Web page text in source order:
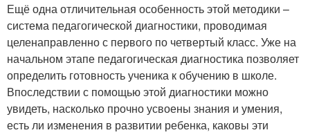
Ещё одна отличительная особенность этой методики –
система педагогической диагностики, проводимая
целенаправленно с первого по четвертый класс. Уже на
начальном этапе педагогическая диагностика позволяет
определить готовность ученика к обучению в школе.
Впоследствии с помощью этой диагностики можно
увидеть, насколько прочно усвоены знания и умения,
есть ли изменения в развитии ребенка, каковы эти